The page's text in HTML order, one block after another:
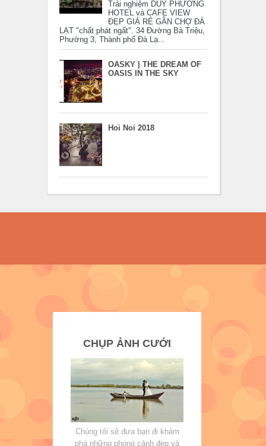
Trải nghiệm DUY PHƯƠNG
HOTEL và CAFE VIEW
ĐẸP GIÁ RẺ GẦN CHỢ ĐÀ
LẠT "chất phát ngất". 34 Đường Bà Triệu,
Phường 3, Thành phố Đà Lạ...
OASKY | THE DREAM OF
OASIS IN THE SKY
Hoi Noi 2018
CHỤP ẢNH CƯỚI
Chúng tôi sẽ đưa bạn đi khám
phá những phong cảnh đẹp và